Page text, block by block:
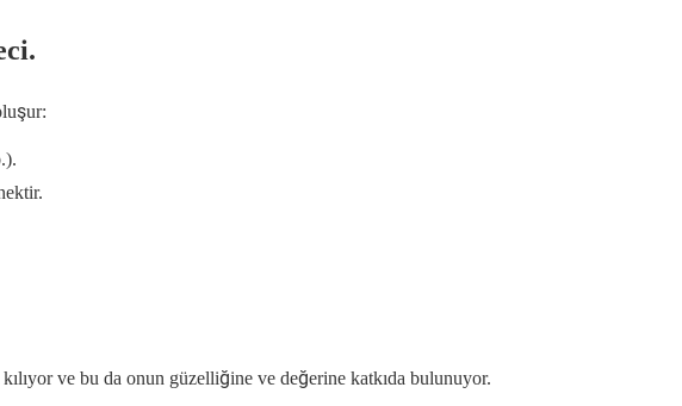
ve bu da onun güzelliğine ve değerine katkıda bulunuyor.